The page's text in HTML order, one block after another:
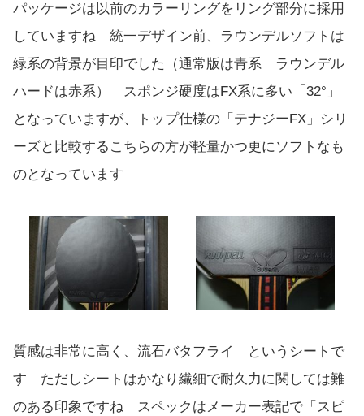
パッケージは以前のカラーリングをリング部分に採用
していますね 統一デザイン前、ラウンデルソフトは
緑系の背景が目印でした（通常版は青系 ラウンデル
ハードは赤系） スポンジ硬度はFX系に多い「32°」
となっていますが、トップ仕様の「テナジーFX」シリ
ーズと比較するこちらの方が軽量かつ更にソフトなも
のとなっています
質感は非常に高く、流石バタフライ というシートで
す ただしシートはかなり繊細で耐久力に関しては難
のある印象ですね スペックはメーカー表記で「スピ